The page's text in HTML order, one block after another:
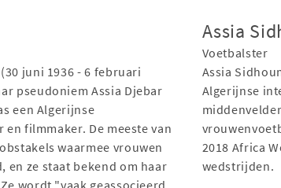
juni 1936 - 6 februari
pseudoniem Assia Djebar
filmmaker. De meeste van
waarmee vrouwen
en ze staat bekend om haar
wordt "vaak geassocieerd
Assia
Voetbalster
Assia
Algerijnse
2018 Africa
wedstrijden.